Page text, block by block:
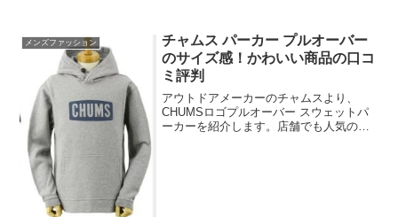
メンズファッション
チャムス パーカー プルオーバー
のサイズ感！かわいい商品の口コ
ミ評判
アウトドアメーカーのチャムスより、
CHUMSロゴプルオーバー スウェットパ
ーカーを紹介します。店舗でも人気のこ